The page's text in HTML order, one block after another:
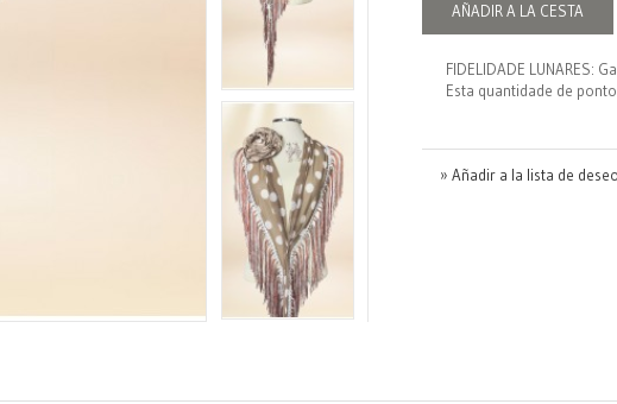
AÑADIR A LA CESTA
FIDELIDADE LUNARES:
Esta quantidade de
» Añadir a la lista de